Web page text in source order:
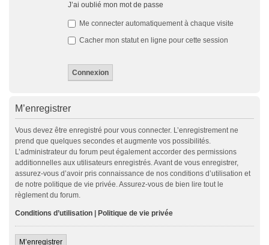
J’ai oublié mon mot de passe
Me connecter automatiquement à chaque visite
Cacher mon statut en ligne pour cette session
M’enregistrer
Vous devez être enregistré pour vous connecter. L’enregistrement ne
prend que quelques secondes et augmente vos possibilités.
L’administrateur du forum peut également accorder des permissions
additionnelles aux utilisateurs enregistrés. Avant de vous enregistrer,
assurez-vous d’avoir pris connaissance de nos conditions d’utilisation et
de notre politique de vie privée. Assurez-vous de bien lire tout le
règlement du forum.
Conditions d’utilisation Politique de vie privée
M’enregistrer